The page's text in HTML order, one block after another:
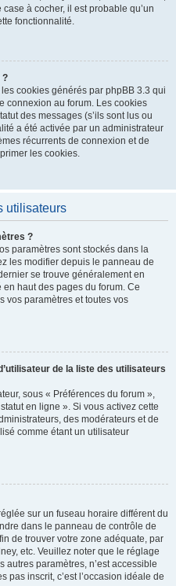
à cocher, il est probable qu’un
fonctionnalité.
?
cookies générés par phpBB 3.3 qui
connexion au forum. Les cookies
des messages (s’ils sont lus ou
a été activée par un administrateur
récurrents de connexion et de
les cookies.
utilisateurs
?
paramètres sont stockés dans la
les modifier depuis le panneau de
se trouve généralement en
haut des pages du forum. Ce
vos paramètres et toutes vos
de la liste des utilisateurs
sous « Préférences du forum »,
en ligne ». Si vous activez cette
des modérateurs et de
comme étant un utilisateur
sur un fuseau horaire différent du
dans le panneau de contrôle de
de trouver votre zone adéquate, par
etc. Veuillez noter que le réglage
paramètres, n’est accessible
pas inscrit, c’est l’occasion idéale de